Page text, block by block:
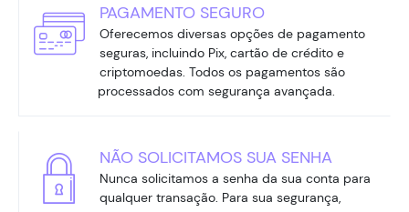
PAGAMENTO SEGURO
Oferecemos diversas opções de pagamento
seguras, incluindo Pix, cartão de crédito e
criptomoedas. Todos os pagamentos são
processados com segurança avançada.
NÃO SOLICITAMOS SUA SENHA
Nunca solicitamos a senha da sua conta para
qualquer transação. Para sua segurança,